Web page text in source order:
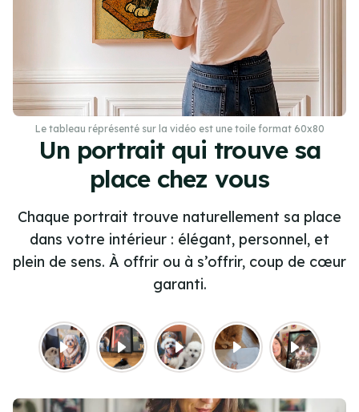
Un portrait qui trouve sa
place chez vous
Chaque portrait trouve naturellement sa place
dans votre intérieur : élégant, personnel, et
plein de sens. À offrir ou à s’offrir, coup de cœur
garanti.
Le tableau réprésenté sur la vidéo est une toile format 60x80